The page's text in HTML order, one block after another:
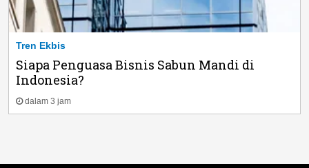
Tren Ekbis
Siapa Penguasa Bisnis Sabun Mandi di
Indonesia?
dalam 3 jam